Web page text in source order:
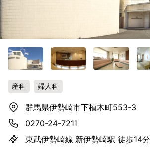
産科 婦人科
群馬県伊勢崎市下植木町553-3
0270-24-7211
東武伊勢崎線 新伊勢崎駅 徒歩14分